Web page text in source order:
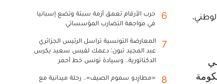
6
حرب الأرقام تعمق أزمة سبتة وتضع إسبانيا
في مواجهة التضارب المؤسساتي
7
المعارضة التونسية تراسل الرئيس الجزائري
عبد المجيد تبون: دعمك لقيس سعيد يكرس
الدكتاتورية.. وسيادة تونس خط أحمر
8
«مطارِدو سموم الصيف».. رحلة ميدانية مع